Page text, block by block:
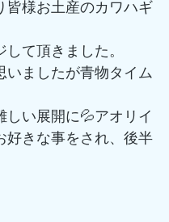
皆様お土産のカワハギ
て頂きました。
いましたが青物タイム
い展開に💦アオリイ
好きな事をされ、後半